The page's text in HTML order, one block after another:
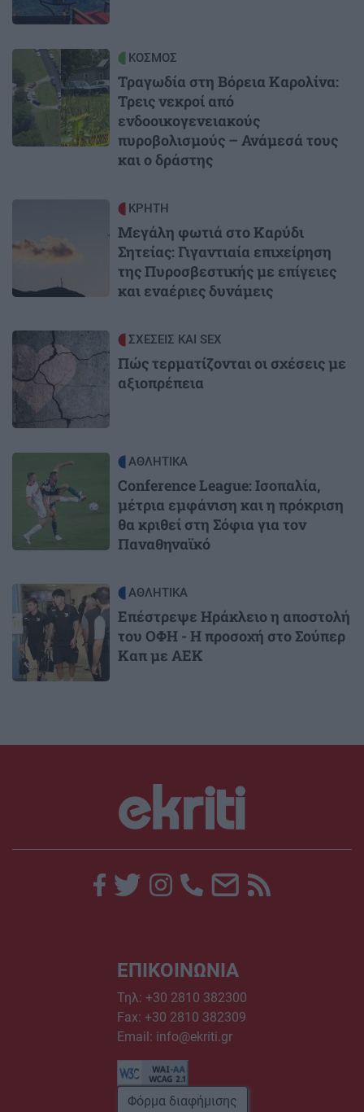
Image ΚΟΣΜΟΣ
Τραγωδία στη Βόρεια Καρολίνα:
Τρεις νεκροί από
ενδοοικογενειακούς
πυροβολισμούς – Ανάμεσά τους
και ο δράστης
ΚΡΗΤΗ
Μεγάλη φωτιά στο Καρύδι
Σητείας: Γιγαντιαία επιχείρηση
της Πυροσβεστικής με επίγειες
και εναέριες δυνάμεις
ΣΧΕΣΕΙΣ ΚΑΙ SEX
Πώς τερματίζονται οι σχέσεις με
αξιοπρέπεια
ΑΘΛΗΤΙΚΑ
Conference League: Ισοπαλία,
μέτρια εμφάνιση και η πρόκριση
θα κριθεί στη Σόφια για τον
Παναθηναϊκό
Image ΑΘΛΗΤΙΚΑ
Επέστρεψε Ηράκλειο η αποστολή
του ΟΦΗ - Η προσοχή στο Σούπερ
Καπ με ΑΕΚ
ΕΠΙΚΟΙΝΩΝΙΑ
Τηλ: +30 2810 382300
Fax: +30 2810 382309
Email: info@ekriti.gr
Φόρμα διαφήμισης